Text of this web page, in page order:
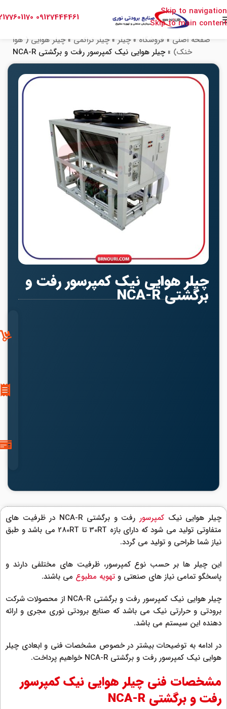
Skip to navigation
Skip to main content
09127444461
صفحه اصلی » فروشگاه »چیلر»چیلر تراکمی »چیلر هوایی ( هوا
خنک) »چیلر هوایی نیک کمپرسور رفت و برگشتی NCA-R
چیلر هوایی نیک کمپرسور رفت و
برگشتی NCA-R
چیلر هوایی نیککمپرسور
رفت و برگشتی NCA-R در ظرفیت های
متفاوتی تولید می شود که دارای بازه 30RT تا 280RT می باشد و طبق
نیاز شما طراحی و تولید می گردد.
این چیلر ها بر حسب نوع کمپرسور، ظرفیت های مختلفی دارند و
پاسخگو تمامی نیاز های صنعتی و تهویه مطبوع می باشند.
چیلر هوایی نیک کمپرسور رفت و برگشتی NCA-R از محصولات شرکت
برودتی و حرارتی نیک می باشد که صنایع برودتی نوری مجری و ارائه
دهنده این سیستم می باشد.
در ادامه به توضیحات بیشتر در خصوص مشخصات فنی و ابعادی چیلر
هوایی نیک کمپرسور رفت و برگشتی NCA-R خواهیم پرداخت.
مشخصات فنی چیلر هوایی نیک کمپرسور
رفت و برگشتی NCA-R